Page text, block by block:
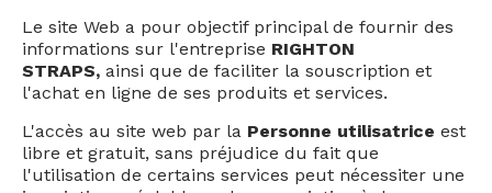
Le site Web a pour objectif principal de fournir des
informations sur l'entreprise RIGHTON
STRAPS, ainsi que de faciliter la souscription et
l'achat en ligne de ses produits et services.
L'accès au site web par la Personne utilisatrice est
libre et gratuit, sans préjudice du fait que
l'utilisation de certains services peut nécessiter une